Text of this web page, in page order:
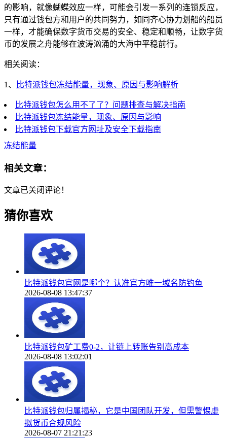
的影响，就像蝴蝶效应一样，可能会引发一系列的连锁反应，
只有通过钱包方和用户的共同努力，如同齐心协力划船的船员
一样，才能确保数字货币交易的安全、稳定和顺畅，让数字货
币的发展之舟能够在波涛汹涌的大海中平稳前行。
相关阅读：
1、 比特派钱包冻结能量，现象、原因与影响解析
比特派钱包怎么用不了了？问题排查与解决指南
比特派钱包冻结能量，现象、原因与影响
比特派钱包下载官方网址及安全下载指南
冻结能量
相关文章：
文章已关闭评论！
猜你喜欢
比特派钱包官网是哪个？认准官方唯一域名防钓鱼
2026-08-08 13:47:37
比特派钱包矿工费0-2，让链上转账告别高成本
2026-08-08 13:02:01
比特派钱包归属揭秘，它是中国团队开发，但需警惕虚
拟货币合规风险
2026-08-07 21:21:23